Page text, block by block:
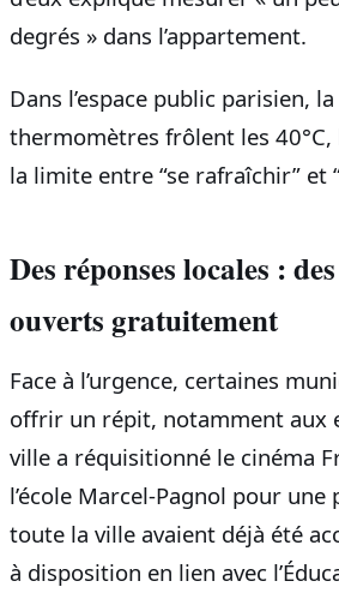
degrés » dans l’appartement.
Dans l’espace public parisien,
thermomètres frôlent les 40°C,
la limite entre “se rafraîchir” et
Des réponses locales :
ouverts gratuitement
Face à l’urgence, certaines
offrir un répit, notamment aux
ville a réquisitionné le cinéma
l’école Marcel-Pagnol pour
toute la ville avaient déjà été
à disposition en lien avec